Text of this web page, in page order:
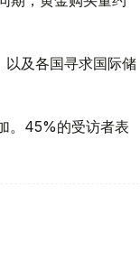
及各国寻求国际储
。45%的受访者表